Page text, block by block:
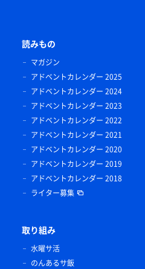
読みもの
マガジン
アドベントカレンダー 2025
アドベントカレンダー 2024
アドベントカレンダー 2023
アドベントカレンダー 2022
アドベントカレンダー 2021
アドベントカレンダー 2020
アドベントカレンダー 2019
アドベントカレンダー 2018
ライター募集
取り組み
水曜サ活
のんあるサ飯